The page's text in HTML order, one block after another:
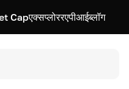
Capएक्सप्लोररएपीआईब्लॉग